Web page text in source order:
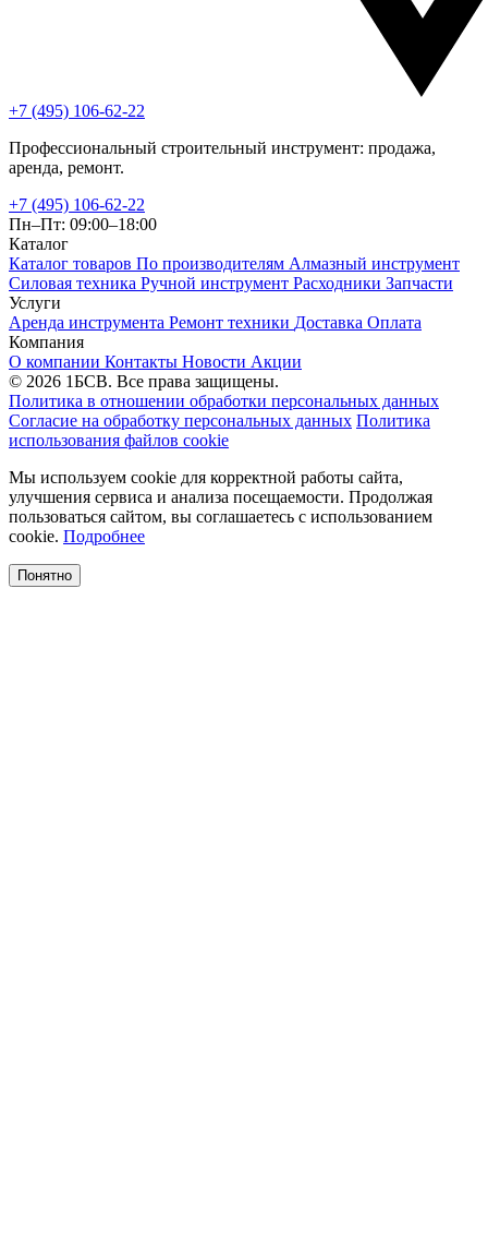
+7 (495) 106-62-22
Профессиональный строительный инструмент: продажа,
аренда, ремонт.
+7 (495) 106-62-22
Пн–Пт: 09:00–18:00
Каталог
Каталог товаров По производителям Алмазный инструмент
Силовая техника Ручной инструмент Расходники Запчасти
Услуги
Аренда инструмента Ремонт техники Доставка Оплата
Компания
О компании Контакты Новости Акции
© 2026 1БСВ. Все права защищены.
Политика в отношении обработки персональных данных
Согласие на обработку персональных данных Политика
использования файлов cookie
Мы используем cookie для корректной работы сайта,
улучшения сервиса и анализа посещаемости. Продолжая
пользоваться сайтом, вы соглашаетесь с использованием
cookie. Подробнее
Понятно